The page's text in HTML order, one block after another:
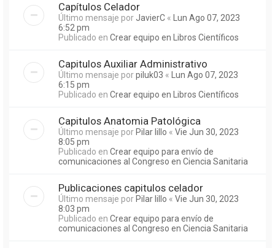
Capítulos Celador
Último mensaje por JavierC « Lun Ago 07, 2023
6:52 pm
Publicado en Crear equipo en Libros Científicos
Capitulos Auxiliar Administrativo
Último mensaje porpiluk03 « Lun Ago 07, 2023
6:15 pm
Publicado en Crear equipo en Libros Científicos
Capitulos Anatomia Patológica
Último mensaje por Pilar lillo « Vie Jun 30, 2023
8:05 pm
Publicado en Crear equipo para envío de
comunicaciones al Congreso en Ciencia Sanitaria
Publicaciones capitulos celador
Último mensaje por Pilar lillo « Vie Jun 30, 2023
8:03 pm
Publicado en Crear equipo para envío de
comunicaciones al Congreso en Ciencia Sanitaria